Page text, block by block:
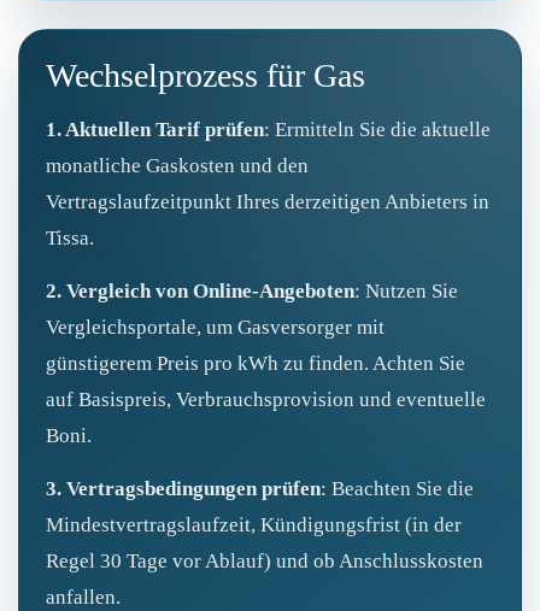
Wechselprozess für Gas
1. Aktuellen Tarif prüfen: Ermitteln Sie die aktuelle
monatliche Gaskosten und den
Vertragslaufzeitpunkt Ihres derzeitigen Anbieters in
Tissa.
2. Vergleich von Online-Angeboten: Nutzen Sie
Vergleichsportale, um Gasversorger mit
günstigerem Preis pro kWh zu finden. Achten Sie
auf Basispreis, Verbrauchsprovision und eventuelle
Boni.
3. Vertragsbedingungen prüfen: Beachten Sie die
Mindestvertragslaufzeit, Kündigungsfrist (in der
Regel 30 Tage vor Ablauf) und ob Anschlusskosten
anfallen.